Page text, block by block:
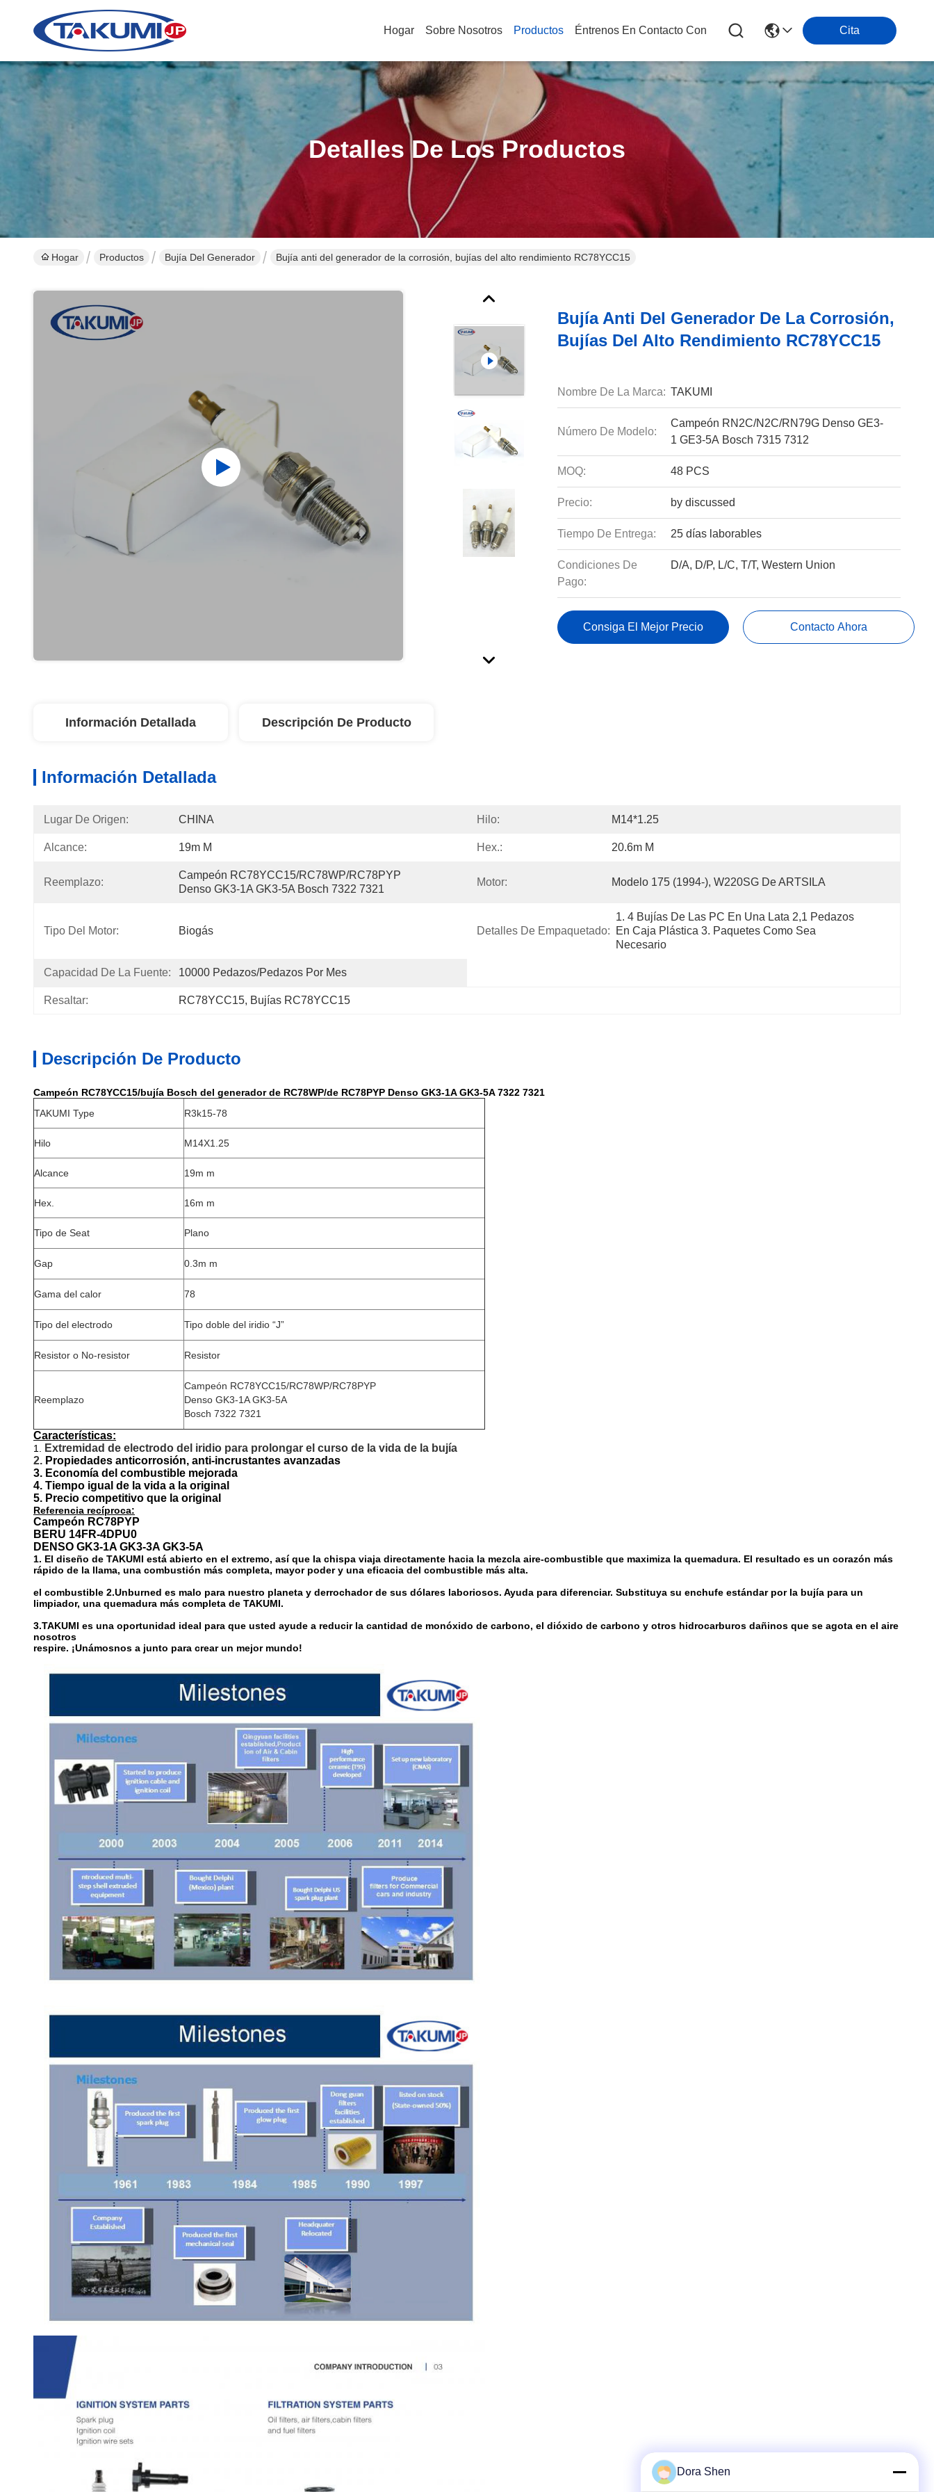
Hogar Sobre Nosotros Productos Éntrenos En Contacto Con Cita
Detalles De Los Productos
Hogar Productos Bujía Del Generador Bujía anti del generador de la corrosión, bujías del alto rendimiento RC78YCC15
Bujía Anti Del Generador De La Corrosión,
Bujías Del Alto Rendimiento RC78YCC15
Nombre De La Marca: TAKUMI
Número De Modelo:
Campeón RN2C/N2C/RN79G Denso GE3-
1 GE3-5A Bosch 7315 7312
MOQ: 48 PCS
Precio: by discussed
Tiempo De Entrega: 25 días laborables
Condiciones De
Pago:
D/A, D/P, L/C, T/T, Western Union
Consiga El Mejor Precio Contacto Ahora
Información Detallada Descripción De Producto
Información Detallada
Lugar De Origen: CHINA Hilo: M14*1.25
Alcance: 19m M Hex.: 20.6m M
Reemplazo:
Campeón RC78YCC15/RC78WP/RC78PYP
Denso GK3-1A GK3-5A Bosch 7322 7321
Motor: Modelo 175 (1994-), W220SG De ARTSILA
Tipo Del Motor: Biogás Detalles De Empaquetado:
1. 4 Bujías De Las PC En Una Lata 2,1 Pedazos
En Caja Plástica 3. Paquetes Como Sea
Necesario
Capacidad De La Fuente: 10000 Pedazos/pedazos Por Mes
Resaltar: RC78YCC15, Bujías RC78YCC15
Descripción De Producto
Campeón RC78YCC15/bujía Bosch del generador de RC78WP/de RC78PYP Denso GK3-1A GK3-5A 7322 7321
TAKUMI Type
R3k15-78
Hilo M14X1.25
Alcance 19m m
Hex. 16m m
Tipo de Seat Plano
Gap 0.3m m
Gama del calor 78
Tipo del electrodo Tipo doble del iridio “J”
Resistor o No-resistor Resistor
Reemplazo
Campeón RC78YCC15/RC78WP/RC78PYP
Denso GK3-1A GK3-5A
Bosch 7322 7321
Características:
1.
Extremidad de electrodo del iridio para prolongar el curso de la vida de la bujía
2. Propiedades anticorrosión, anti-incrustantes avanzadas
3. Economía del combustible mejorada
4. Tiempo igual de la vida a la original
5. Precio competitivo que la original
Referencia recíproca:
Campeón RC78PYP
BERU 14FR-4DPU0
DENSO GK3-1A GK3-3A GK3-5A
1. El diseño de TAKUMI está abierto en el extremo, así que la chispa viaja directamente hacia la mezcla aire-combustible que maximiza la quemadura. El resultado es un corazón más
rápido de la llama, una combustión más completa, mayor poder y una eficacia del combustible más alta.
el combustible 2.Unburned es malo para nuestro planeta y derrochador de sus dólares laboriosos. Ayuda para diferenciar. Substituya su enchufe estándar por la bujía para un
limpiador, una quemadura más completa de TAKUMI.
3.TAKUMI es una oportunidad ideal para que usted ayude a reducir la cantidad de monóxido de carbono, el dióxido de carbono y otros hidrocarburos dañinos que se agota en el aire
nosotros
respire. ¡Unámosnos a junto para crear un mejor mundo!
Dora Shen